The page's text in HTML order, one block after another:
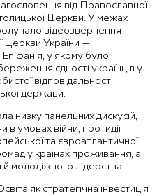
від Православної
Церкви. У межах
відеозвернення
Церкви України —
у якому було
єдності українців у
відповідальності
держави.
низку панельних дискусій,
в умовах війни, протидії
та євроатлантичної
у країнах проживання, а
молодіжного лідерства.
як стратегічна інвестиція